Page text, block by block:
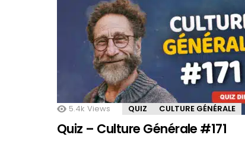
5.4k Views QUIZ CULTURE GÉNÉRALE
Quiz – Culture Générale #171